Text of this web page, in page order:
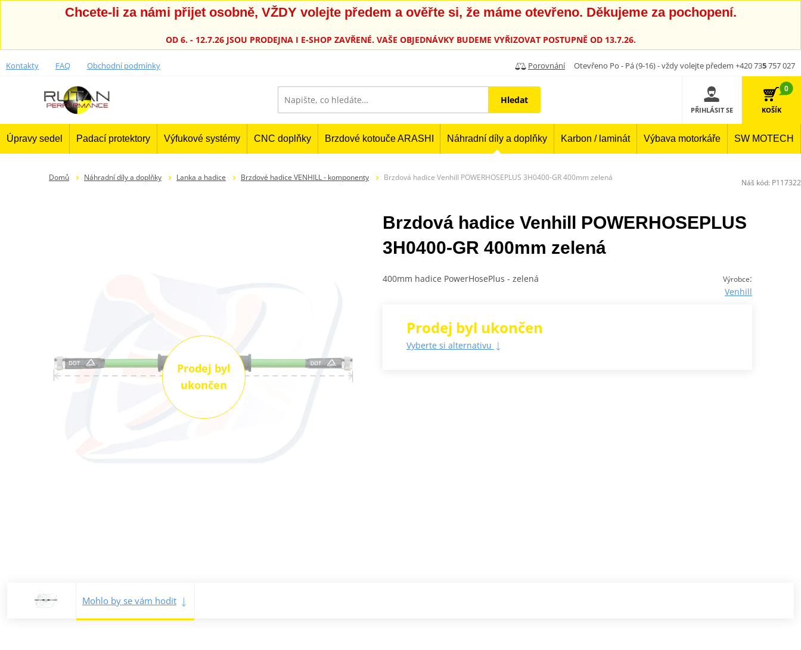
Chcete-li za námi přijet osobně, VŽDY volejte předem a ověřte si, že máme otevřeno. Děkujeme za pochopení.
OD 6. - 12.7.26 JSOU PRODEJNA I E-SHOP ZAVŘENÉ. VAŠE OBJEDNÁVKY BUDEME VYŘIZOVAT POSTUPNĚ OD 13.7.26.
Kontakty FAQ Obchodní podmínky Porovnání Otevřeno Po - Pá (9-16) - vždy volejte předem +420 735757 027
Hledat
PŘIHLÁSIT SE
0
KOŠÍK
Úpravy sedel Padací protektory Výfukové systémy CNC doplňky Brzdové kotouče ARASHI Náhradní díly a doplňky Karbon / laminát Výbava motorkáře SW MOTECH
Domů Náhradní díly a doplňky Lanka a hadice Brzdové hadice VENHILL - komponenty Brzdová hadice Venhill POWERHOSEPLUS 3H0400-GR 400mm zelená
Prodej byl
ukončen
Brzdová hadice Venhill POWERHOSEPLUS
3H0400-GR 400mm zelená
Výrobce:
Venhill
400mm hadice PowerHosePlus - zelená
Prodej byl ukončen
Vyberte si alternativu
Mohlo by se vám hodit
Náš kód: P117322